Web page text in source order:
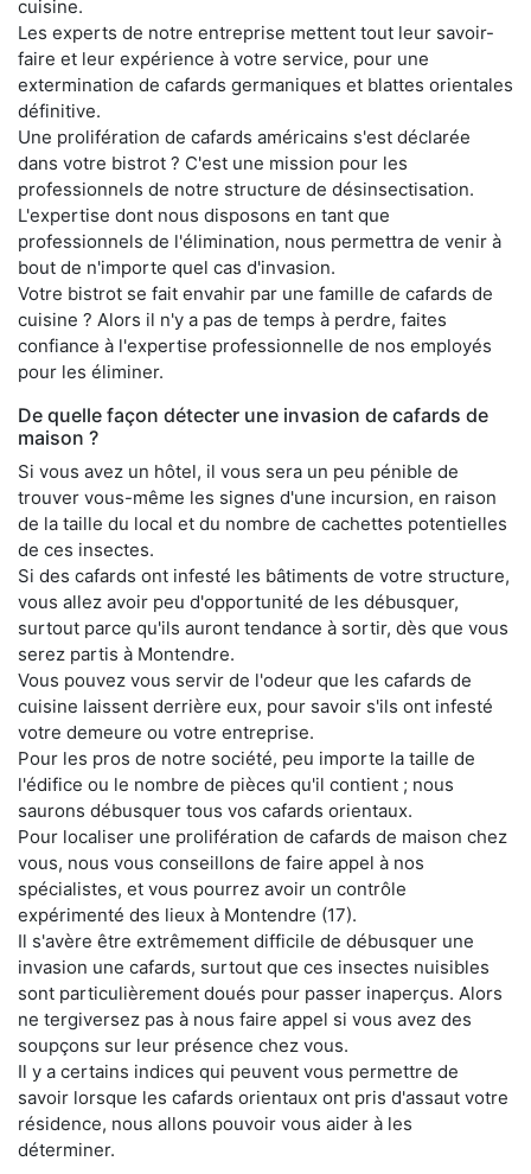
cuisine.
Les experts de notre entreprise mettent tout leur savoir-
faire et leur expérience à votre service, pour une
extermination de cafards germaniques et blattes orientales
définitive.
Une prolifération de cafards américains s'est déclarée
dans votre bistrot ? C'est une mission pour les
professionnels de notre structure de désinsectisation.
L'expertise dont nous disposons en tant que
professionnels de l'élimination, nous permettra de venir à
bout de n'importe quel cas d'invasion.
Votre bistrot se fait envahir par une famille de cafards de
cuisine ? Alors il n'y a pas de temps à perdre, faites
confiance à l'expertise professionnelle de nos employés
pour les éliminer.
De quelle façon détecter une invasion de cafards de
maison ?
Si vous avez un hôtel, il vous sera un peu pénible de
trouver vous-même les signes d'une incursion, en raison
de la taille du local et du nombre de cachettes potentielles
de ces insectes.
Si des cafards ont infesté les bâtiments de votre structure,
vous allez avoir peu d'opportunité de les débusquer,
surtout parce qu'ils auront tendance à sortir, dès que vous
serez partis à Montendre.
Vous pouvez vous servir de l'odeur que les cafards de
cuisine laissent derrière eux, pour savoir s'ils ont infesté
votre demeure ou votre entreprise.
Pour les pros de notre société, peu importe la taille de
l'édifice ou le nombre de pièces qu'il contient ; nous
saurons débusquer tous vos cafards orientaux.
Pour localiser une prolifération de cafards de maison chez
vous, nous vous conseillons de faire appel à nos
spécialistes, et vous pourrez avoir un contrôle
expérimenté des lieux à Montendre (17).
Il s'avère être extrêmement difficile de débusquer une
invasion une cafards, surtout que ces insectes nuisibles
sont particulièrement doués pour passer inaperçus. Alors
ne tergiversez pas à nous faire appel si vous avez des
soupçons sur leur présence chez vous.
Il y a certains indices qui peuvent vous permettre de
savoir lorsque les cafards orientaux ont pris d'assaut votre
résidence, nous allons pouvoir vous aider à les
déterminer.